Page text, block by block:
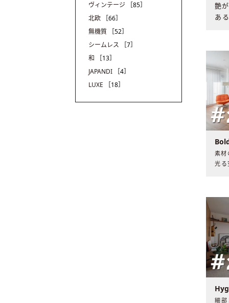
艶
あ
素材
光る
細
ヴィンテージ
［85］
北欧
［66］
無機質
［52］
シームレス
［7］
和
［13］
JAPANDI
［4］
LUXE
［18］